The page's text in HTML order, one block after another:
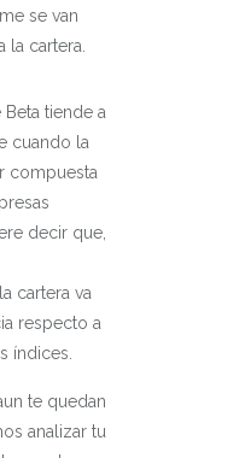
se van
cartera.
tiende a
cuando la
compuesta
decir que,
cartera va
respecto a
índices.
te quedan
analizar tu